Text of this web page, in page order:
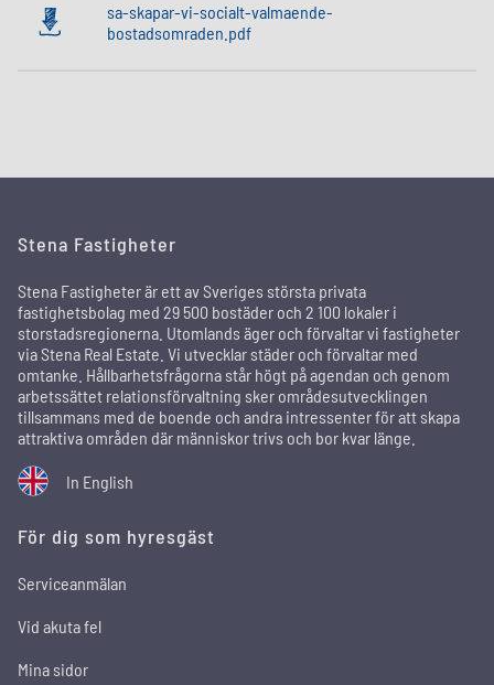
sa-skapar-vi-socialt-valmaende-
bostadsomraden.pdf
Stena Fastigheter
Stena Fastigheter är ett av Sveriges största privata
fastighetsbolag med 29 500 bostäder och 2 100 lokaler i
storstadsregionerna. Utomlands äger och förvaltar vi fastigheter
via Stena Real Estate. Vi utvecklar städer och förvaltar med
omtanke. Hållbarhetsfrågorna står högt på agendan och genom
arbetssättet relationsförvaltning sker områdesutvecklingen
tillsammans med de boende och andra intressenter för att skapa
attraktiva områden där människor trivs och bor kvar länge.
In English
För dig som hyresgäst
Serviceanmälan
Vid akuta fel
Mina sidor